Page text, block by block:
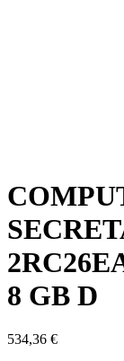
8 GB D
534,36 €